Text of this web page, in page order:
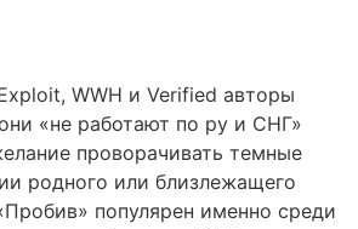
WWH и Verified авторы
«не работают по ру и СНГ»
проворачивать темные
родного или близлежащего
популярен именно среди